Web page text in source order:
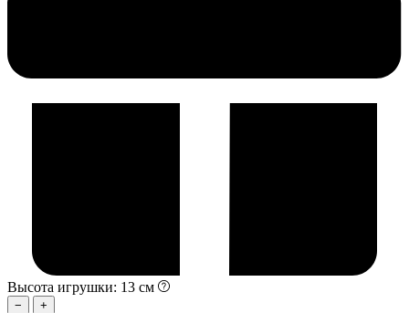
Высота игрушки: 13 см
−
+